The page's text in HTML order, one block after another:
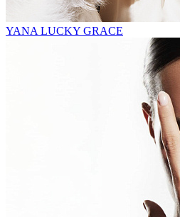
YANA LUCKY GRACE